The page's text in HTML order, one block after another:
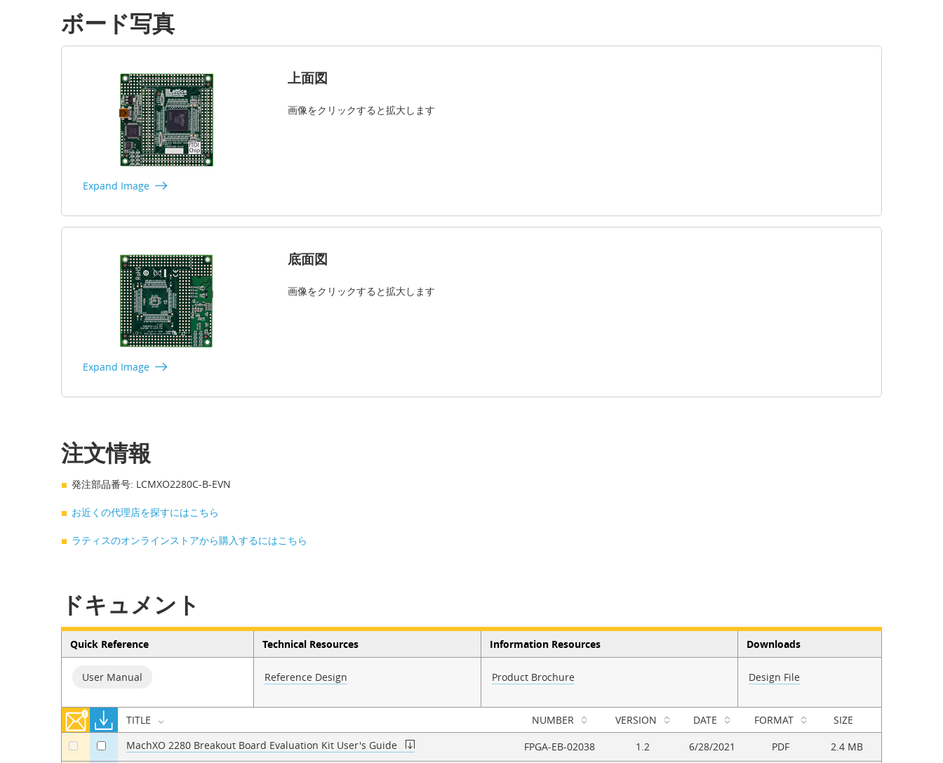
ボード写真
Expand Image
上面図
画像をクリックすると拡大します
Expand Image
底面図
画像をクリックすると拡大します
注文情報
発注部品番号: LCMXO2280C-B-EVN
お近くの代理店を探すにはこちら
ラティスのオンラインストアから購入するにはこちら
ドキュメント
Quick Reference
User Manual
Technical Resources
Reference Design
Information Resources
Product Brochure
Downloads
Design File
TITLE NUMBER VERSION DATE FORMAT SIZE
a a MachXO 2280 Breakout Board Evaluation Kit User's Guide FPGA-EB-02038 1.2 6/28/2021 PDF 2.4 MB